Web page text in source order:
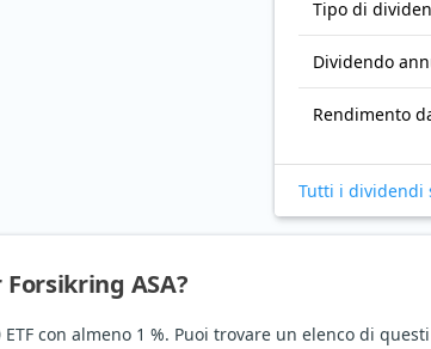
Tipo di
Dividendo
Rendimento
Tutti i dividendi
ASA?
con almeno 1 %. Puoi trovare un elenco di